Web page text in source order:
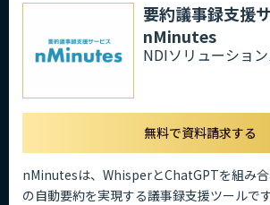
要約議事録支援
nMinutes
NDIソリューショ
無料で資料請求する
nMinutesは、WhisperとChatGPTを組み
の自動要約を実現する議事録支援ツールで